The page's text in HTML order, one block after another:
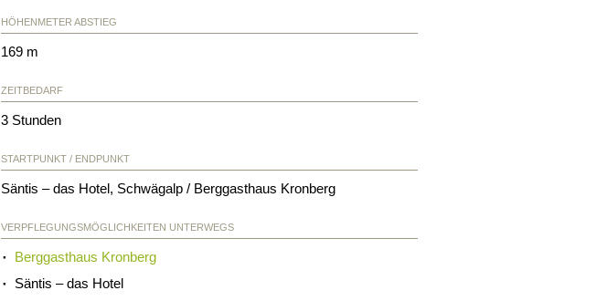
HÖHENMETER ABSTIEG
169 m
ZEITBEDARF
3 Stunden
STARTPUNKT / ENDPUNKT
Säntis – das Hotel, Schwägalp / Berggasthaus Kronberg
VERPFLEGUNGSMÖGLICHKEITEN UNTERWEGS
Berggasthaus Kronberg
Säntis – das Hotel